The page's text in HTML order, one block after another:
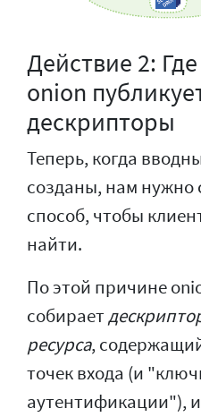
Действие 2:
onion
дескрипторы
Теперь, когда
созданы, нам нужно
способ, чтобы
найти.
По этой причине
собирает
ресурса,
точек входа (и
аутентификации"), и